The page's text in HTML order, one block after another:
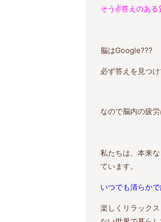
そう✌️答えのある
脳はGoogle???
必ず答えを見つけ
なので脳内の疲
私たちは、本来
ています。
いつでも清らか
楽しくリラック